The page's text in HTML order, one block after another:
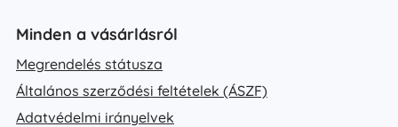
Minden a vásárlásról
Megrendelés státusza
Általános szerződési feltételek (ÁSZF)
Adatvédelmi irányelvek